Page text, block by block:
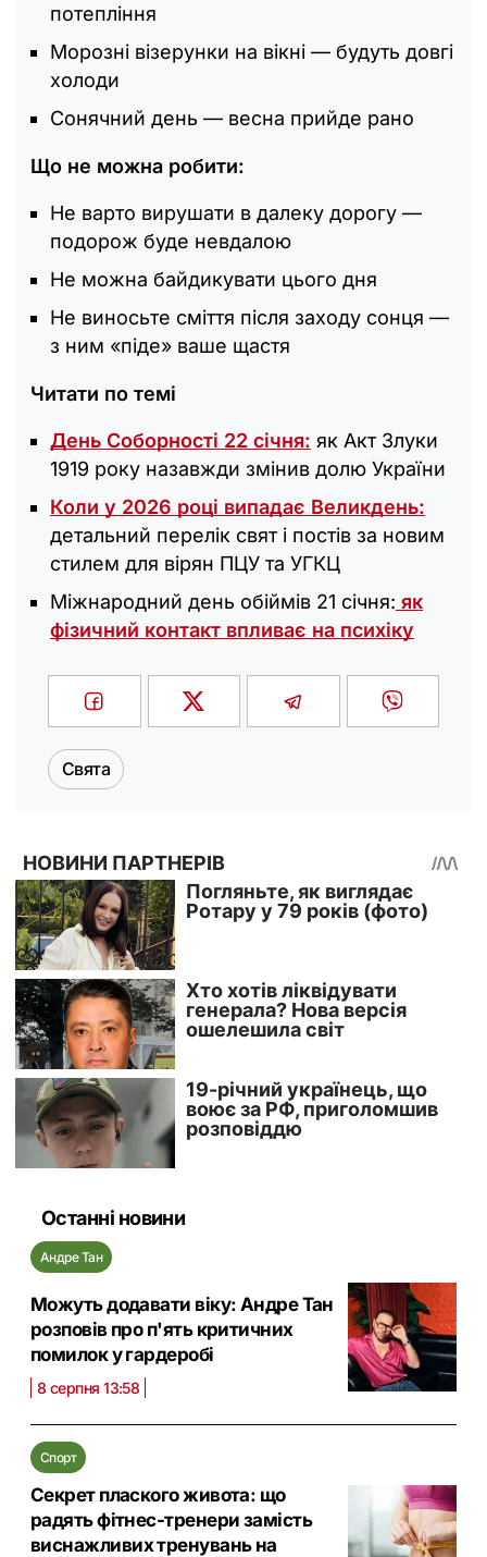
потепління
Морозні візерунки на вікні — будуть довгі
холоди
Сонячний день — весна прийде рано
Що не можна робити:
Не варто вирушати в далеку дорогу —
подорож буде невдалою
Не можна байдикувати цього дня
Не виносьте сміття після заходу сонця —
з ним «піде» ваше щастя
Читати по темі
День Соборності 22 січня: як Акт Злуки
1919 року назавжди змінив долю України
Коли у 2026 році випадає Великдень:
детальний перелік свят і постів за новим
стилем для вірян ПЦУ та УГКЦ
Міжнародний день обіймів 21 січня: як
фізичний контакт впливає на психіку
Свята
Останні новини
Андре Тан
Можуть додавати віку: Андре Тан
розповів про п'ять критичних
помилок у гардеробі
8 серпня 13:58
Спорт
Секрет плаского живота: що
радять фітнес-тренери замість
виснажливих тренувань на